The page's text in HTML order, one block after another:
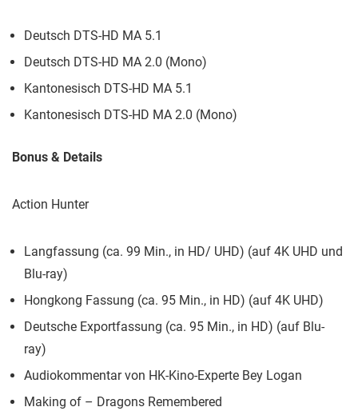
Deutsch DTS-HD MA 5.1
Deutsch DTS-HD MA 2.0 (Mono)
Kantonesisch DTS-HD MA 5.1
Kantonesisch DTS-HD MA 2.0 (Mono)
Bonus & Details
Action Hunter
Langfassung (ca. 99 Min., in HD/ UHD) (auf 4K UHD und
Blu-ray)
Hongkong Fassung (ca. 95 Min., in HD) (auf 4K UHD)
Deutsche Exportfassung (ca. 95 Min., in HD) (auf Blu-
ray)
Audiokommentar von HK-Kino-Experte Bey Logan
Making of – Dragons Remembered